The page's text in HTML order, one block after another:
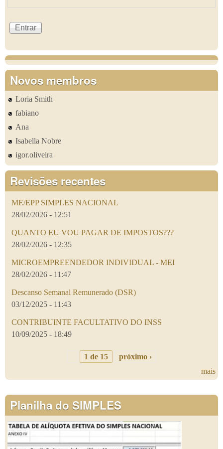
Novos membros
Loria Smith
fabiano
Ana
Isabella Nobre
igor.oliveira
Revisões recentes
ME/EPP SIMPLES NACIONAL
28/02/2026 - 12:51
QUANTO EU VOU PAGAR DE IMPOSTOS???
28/02/2026 - 12:35
MICROEMPREENDEDOR INDIVIDUAL - MEI
28/02/2026 - 11:47
Descanso Semanal Remunerado (DSR)
03/12/2025 - 11:43
CONTRIBUINTE FACULTATIVO DO INSS
10/09/2025 - 18:49
1 de 15
próximo ›
mais
Planilha do SIMPLES